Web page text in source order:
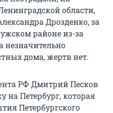
области,
Дрозденко, за
районе из-за
незначительно
дома, жертв нет.
РФ Дмитрий Песков
на Петербург, которая
Петербургского